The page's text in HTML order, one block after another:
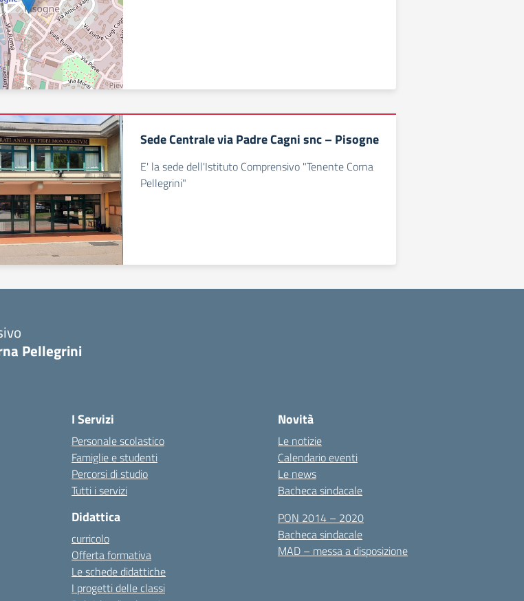
Sede Centrale via Padre Cagni snc – Pisogne
E' la sede dell'Istituto Comprensivo "Tenente Corna
Pellegrini"
Pellegrini
I Servizi
Personale scolastico
Famiglie e studenti
Percorsi di studio
Tutti i servizi
Didattica
curricolo
Offerta formativa
Le schede didattiche
I progetti delle classi
Novità
Le notizie
Calendario eventi
Le news
Bacheca sindacale
PON 2014 – 2020
Bacheca sindacale
MAD – messa a disposizione